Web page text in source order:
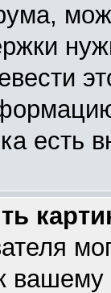
есть